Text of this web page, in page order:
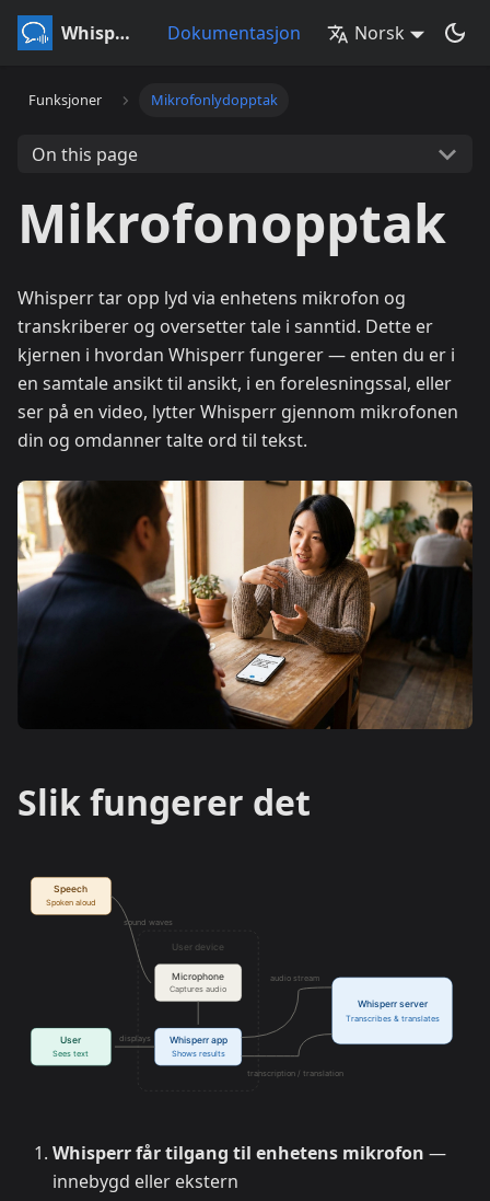
Whisperr Dokumentasjon Norsk
Funksjoner Mikrofonlydopptak
On this page
Mikrofonopptak
Whisperr tar opp lyd via enhetens mikrofon og
transkriberer og oversetter tale i sanntid. Dette er
kjernen i hvordan Whisperr fungerer — enten du er i
en samtale ansikt til ansikt, i en forelesningssal, eller
ser på en video, lytter Whisperr gjennom mikrofonen
din og omdanner talte ord til tekst.
Slik fungerer det
Whisperr får tilgang til enhetens mikrofon —
innebygd eller ekstern